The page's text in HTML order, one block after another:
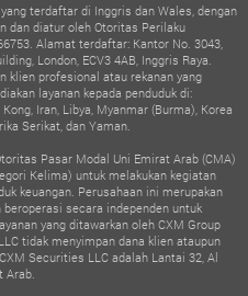
terdaftar di Inggris dan Wales, dengan
dan diatur oleh Otoritas Perilaku
Alamat terdaftar: Kantor No. 3043,
London, ECV3 4AB, Inggris Raya.
klien profesional atau rekanan yang
layanan kepada penduduk di:
Iran, Libya, Myanmar (Burma), Korea
Serikat, dan Yaman.
Pasar Modal Uni Emirat Arab (CMA)
Kelima) untuk melakukan kegiatan
keuangan. Perusahaan ini merupakan
secara independen untuk
yang ditawarkan oleh CXM Group
tidak menyimpan dana klien ataupun
Securities LLC adalah Lantai 32, Al
Arab.